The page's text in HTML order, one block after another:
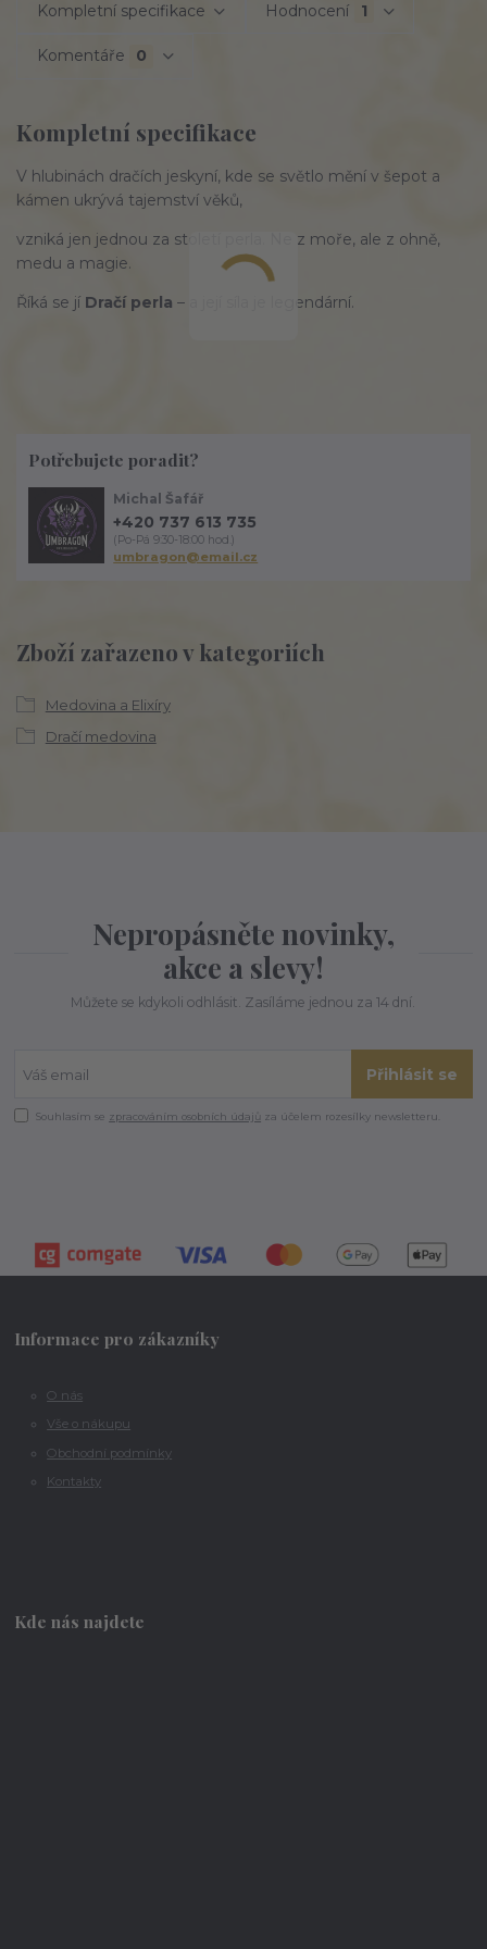
Kompletní specifikace Hodnocení 1
Komentáře 0
Kompletní specifikace
V hlubinách dračích jeskyní, kde se světlo mění v šepot a
kámen ukrývá tajemství věků,
vzniká jen jednou za století perla. Ne z moře, ale z ohně,
medu a magie.
Říká se jí Dračí perla – a její síla je legendární.
Zboží zařazeno v kategoriích
Medovina a Elixíry
Dračí medovina
Potřebujete poradit?
Michal Šafář
+420 737 613 735
(Po-Pá 9:30-18:00 hod.)
umbragon@email.cz
Nepropásněte novinky,
akce a slevy!
Můžete se kdykoli odhlásit. Zasíláme jednou za 14 dní.
Přihlásit se
Souhlasím se zpracováním osobních údajů za účelem rozesílky newsletteru.
Informace pro zákazníky
O nás
Vše o nákupu
Obchodní podmínky
Kontakty
Kde nás najdete